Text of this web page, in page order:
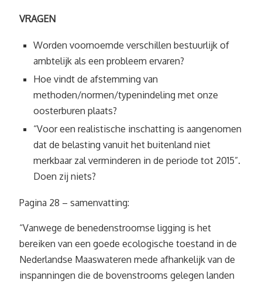
VRAGEN
Worden voornoemde verschillen bestuurlijk of
ambtelijk als een probleem ervaren?
Hoe vindt de afstemming van
methoden/normen/typenindeling met onze
oosterburen plaats?
“Voor een realistische inschatting is aangenomen
dat de belasting vanuit het buitenland niet
merkbaar zal verminderen in de periode tot 2015”.
Doen zij niets?
Pagina 28 – samenvatting:
“Vanwege de benedenstroomse ligging is het
bereiken van een goede ecologische toestand in de
Nederlandse Maaswateren mede afhankelijk van de
inspanningen die de bovenstrooms gelegen landen